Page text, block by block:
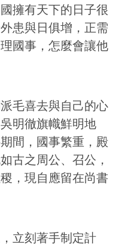
擁有天下的日子很
患與日俱增，正需
國事，怎麼會讓他
毛喜去與自己的心
明徹旗幟鮮明地
間，國事繁重，殿
古之周公、召公，
，現自應留在尚書
立刻著手制定計